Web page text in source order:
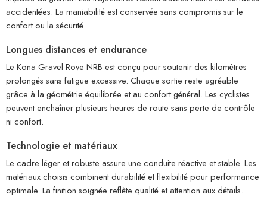
accidentées. La maniabilité est conservée sans compromis sur le
confort ou la sécurité.
Longues distances et endurance
Le Kona Gravel Rove NRB est conçu pour soutenir des kilomètres
prolongés sans fatigue excessive. Chaque sortie reste agréable
grâce à la géométrie équilibrée et au confort général. Les cyclistes
peuvent enchaîner plusieurs heures de route sans perte de contrôle
ni confort.
Technologie et matériaux
Le cadre léger et robuste assure une conduite réactive et stable. Les
matériaux choisis combinent durabilité et flexibilité pour performance
optimale. La finition soignée reflète qualité et attention aux détails.